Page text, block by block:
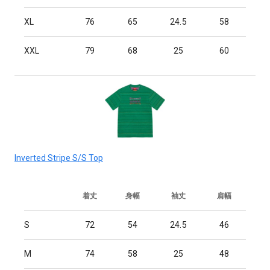
XL 76 65 24.5 58
XXL 79 68 25 60
Inverted Stripe S/S Top
着丈 身幅 袖丈 肩幅
S 72 54 24.5 46
M 74 58 25 48